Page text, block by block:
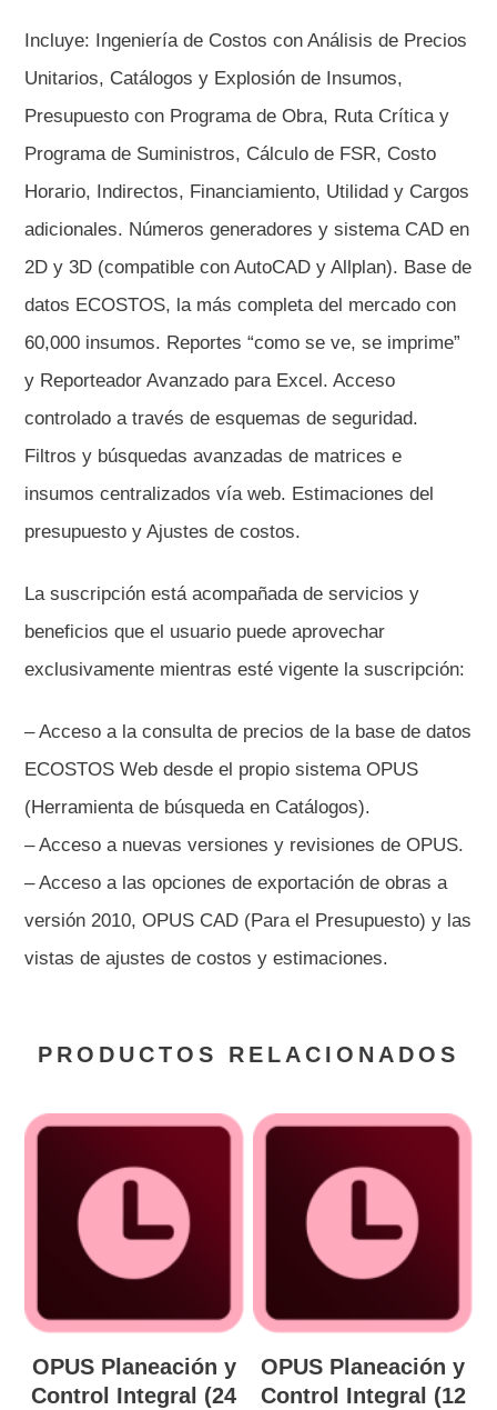
Incluye: Ingeniería de Costos con Análisis de Precios
Unitarios, Catálogos y Explosión de Insumos,
Presupuesto con Programa de Obra, Ruta Crítica y
Programa de Suministros, Cálculo de FSR, Costo
Horario, Indirectos, Financiamiento, Utilidad y Cargos
adicionales. Números generadores y sistema CAD en
2D y 3D (compatible con AutoCAD y Allplan). Base de
datos ECOSTOS, la más completa del mercado con
60,000 insumos. Reportes “como se ve, se imprime”
y Reporteador Avanzado para Excel. Acceso
controlado a través de esquemas de seguridad.
Filtros y búsquedas avanzadas de matrices e
insumos centralizados vía web. Estimaciones del
presupuesto y Ajustes de costos.
La suscripción está acompañada de servicios y
beneficios que el usuario puede aprovechar
exclusivamente mientras esté vigente la suscripción:
– Acceso a la consulta de precios de la base de datos
ECOSTOS Web desde el propio sistema OPUS
(Herramienta de búsqueda en Catálogos).
– Acceso a nuevas versiones y revisiones de OPUS.
– Acceso a las opciones de exportación de obras a
versión 2010, OPUS CAD (Para el Presupuesto) y las
vistas de ajustes de costos y estimaciones.
PRODUCTOS RELACIONADOS
OPUS Planeación y
Control Integral (24
OPUS Planeación y
Control Integral (12